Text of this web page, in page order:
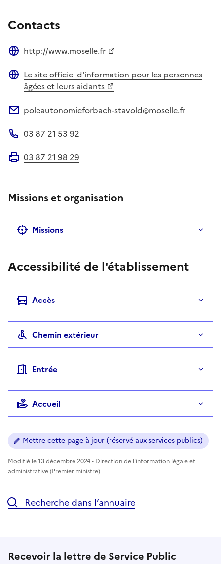
Contacts
http://www.moselle.fr
Site web
Le site officiel d'information pour les personnes
âgées et leurs aidants
poleautonomieforbach-stavold@moselle.fr
03 87 21 53 92
03 87 21 98 29
Missions et organisation
Missions
Accessibilité de l'établissement
Accès
Chemin extérieur
Entrée
Accueil
Mettre cette page à jour (réservé aux services publics)
Modifié le 13 décembre 2024 - Direction de l'information légale et
administrative (Premier ministre)
Recherche dans l’annuaire
Recevoir la lettre de Service Public